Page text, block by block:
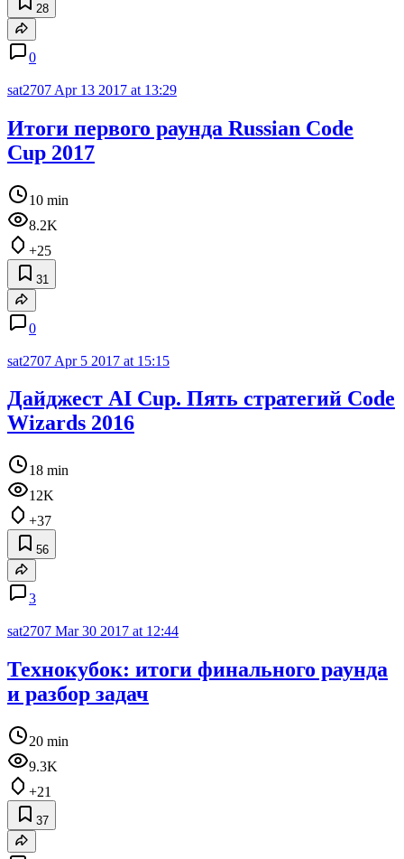
28
0
sat2707 Apr 13 2017 at 13:29
Итоги первого раунда Russian Code
Cup 2017
10 min
8.2K
+25
31
0
sat2707 Apr 5 2017 at 15:15
Дайджест AI Cup. Пять стратегий Code
Wizards 2016
18 min
12K
+37
56
3
sat2707 Mar 30 2017 at 12:44
Технокубок: итоги финального раунда
и разбор задач
20 min
9.3K
+21
37